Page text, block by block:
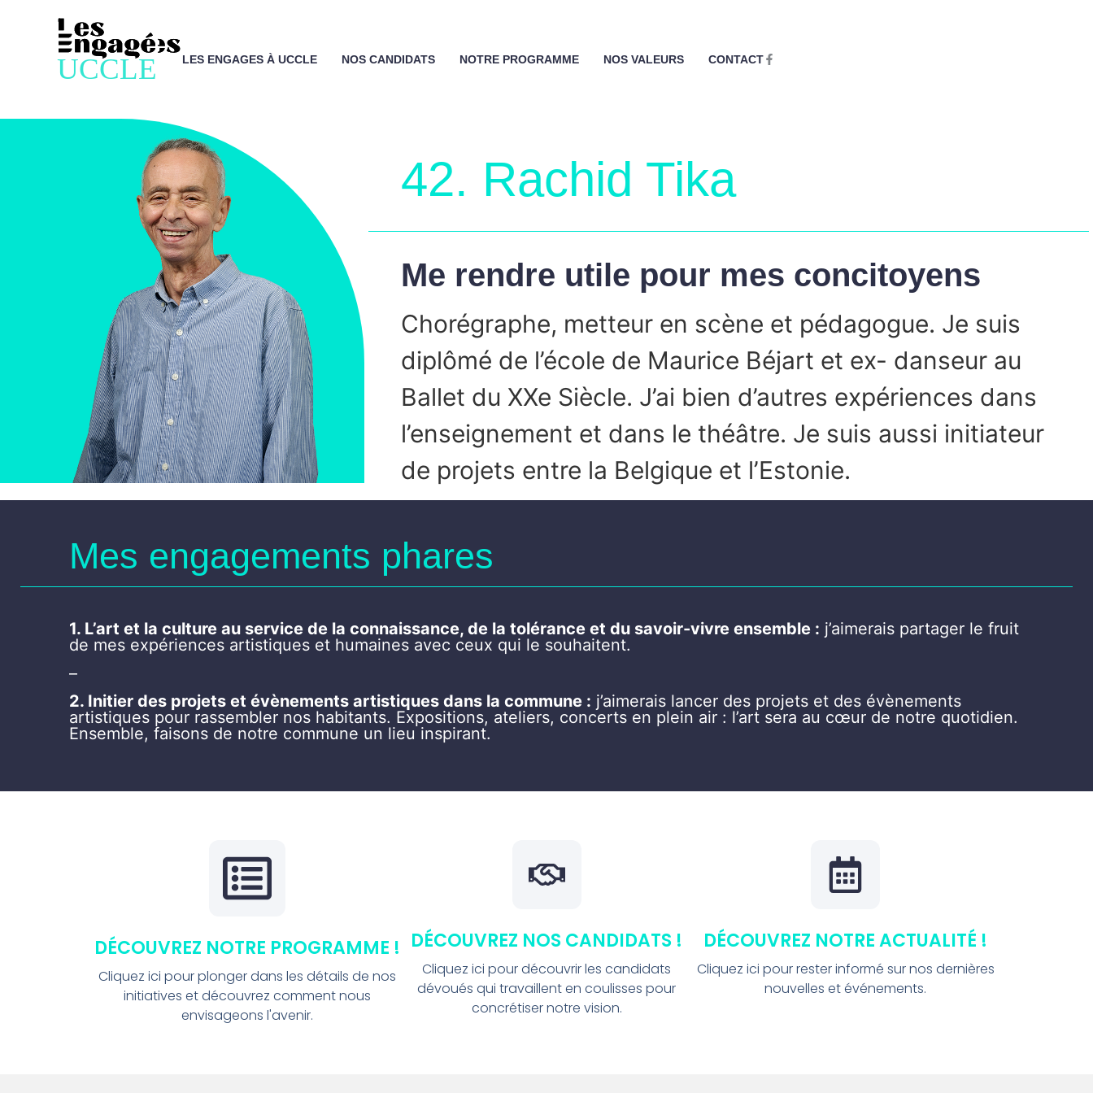
LES ENGAGES À UCCLE NOS CANDIDATS NOTRE PROGRAMME NOS VALEURS CONTACT
42. Rachid Tika
Me rendre utile pour mes concitoyens
Chorégraphe, metteur en scène et pédagogue. Je suis
diplômé de l’école de Maurice Béjart et ex- danseur au
Ballet du XXe Siècle. J’ai bien d’autres expériences dans
l’enseignement et dans le théâtre. Je suis aussi initiateur
de projets entre la Belgique et l’Estonie.
Mes engagements phares
1. L’art et la culture au service de la connaissance, de la tolérance et du savoir-vivre ensemble : j’aimerais partager le fruit
de mes expériences artistiques et humaines avec ceux qui le souhaitent.
–
2. Initier des projets et évènements artistiques dans la commune : j’aimerais lancer des projets et des évènements
artistiques pour rassembler nos habitants. Expositions, ateliers, concerts en plein air : l’art sera au cœur de notre quotidien.
Ensemble, faisons de notre commune un lieu inspirant.
DÉCOUVREZ NOTRE PROGRAMME !
Cliquez ici pour plonger dans les détails de nos
initiatives et découvrez comment nous
envisageons l'avenir.
DÉCOUVREZ NOS CANDIDATS !
Cliquez ici pour découvrir les candidats
dévoués qui travaillent en coulisses pour
concrétiser notre vision.
DÉCOUVREZ NOTRE ACTUALITÉ !
Cliquez ici pour rester informé sur nos dernières
nouvelles et événements.